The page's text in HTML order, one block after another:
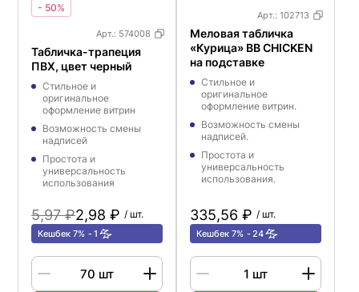
- 50%
Арт.: 574008
Табличка-трапеция
ПВХ, цвет черный
Стильное и
оригинальное
оформление витрин
Возможность смены
надписей
Простота и
универсальность
использования
5,97 ₽2,98 ₽ / шт.
Кешбек 7% 1
Арт.: 102713
Меловая табличка
«Курица» BB CHICKEN
на подставке
Стильное и
оригинальное
оформление витрин.
Возможность смены
надписей.
Простота и
универсальность
использования.
335,56 ₽ / шт.
Кешбек 7% 24